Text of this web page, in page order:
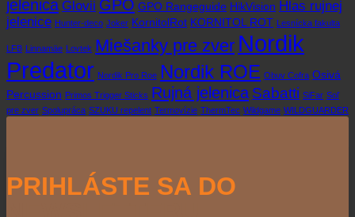
jelenica Glovii GPO GPO Rangeguide HikVision Hlas rujnej
jelenice Hunter-deco Joker KornitolRot KORNITOL ROT Lesnícka fakulta
LFB Linnamäe Lovtek Miešanky pre zver Nordik
Predator Nordik Pro Roe Nordik ROE Obuv Cofra Osivá
Percussion Primos Trigger Sticks Rujná jelenica Sabatti SiFar Soľ
pre zver Spolupráca SZUKU repelent Termovízie ThermTec Wildgame WILDGUARDER
PRIHLÁSTE SA DO